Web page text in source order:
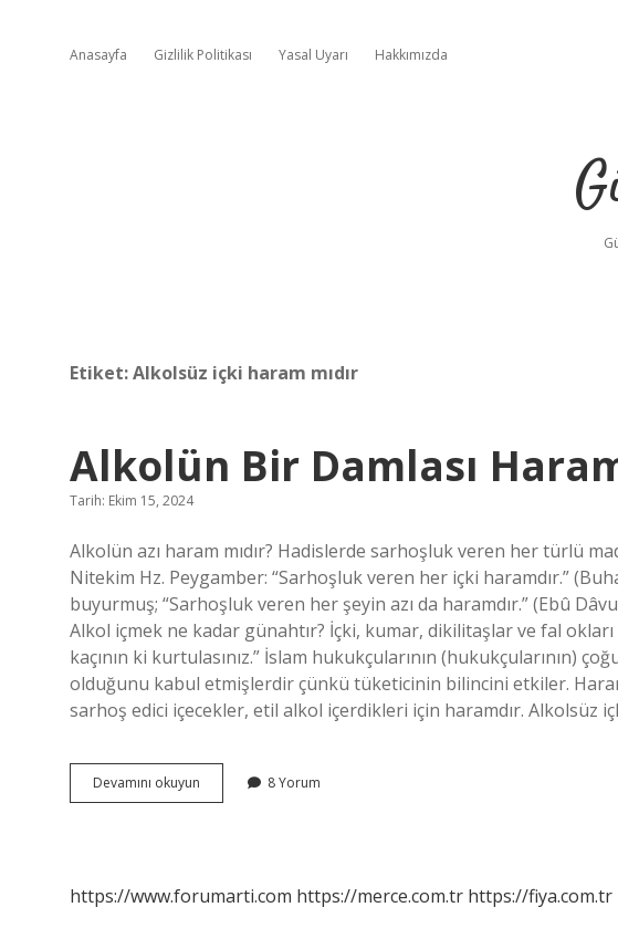
Anasayfa Gizlilik Politikası Yasal Uyarı Hakkımızda
Etiket:Alkolsüz içki haram mıdır
Alkolün Bir Damlası
Tarih: Ekim 15, 2024
Alkolün azı haram mıdır? Hadislerde sarhoşluk veren her türlü
Nitekim Hz. Peygamber: “Sarhoşluk veren her içki haramdır.”
buyurmuş; “Sarhoşluk veren her şeyin azı da haramdır.” (Ebû
Alkol içmek ne kadar günahtır? İçki, kumar, dikilitaşlar ve fal
kaçının ki kurtulasınız.” İslam hukukçularının (hukukçularının)
olduğunu kabul etmişlerdir çünkü tüketicinin bilincini etkiler.
sarhoş edici içecekler, etil alkol içerdikleri için haramdır. Alkolsüz
Devamını okuyun
Bir
8 Yorum
https://www.forumarti.com https://merce.com.tr https://fiya.com.tr